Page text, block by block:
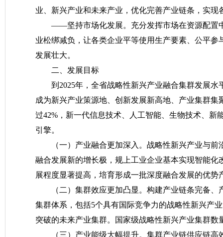
业、新兴产业和未来产业，优化完善产业链条，实现
——坚持市场化发展。充分发挥市场在资源配置
业松绑减负，让各类企业平等使用生产要素、公平
发展壮大。
二、发展目标
到2025年，全省战略性新兴产业融合集群发展
成为新兴产业策源地、创新发展新高地、产业集群
过42%，新一代信息技术、人工智能、生物技术、
引擎。
（一）产业融合更加深入。 战略性新兴产业与前
融合发展新的增长极，规上工业企业基本实现智能
展程度显著提高，培育形成一批深度融合发展的优势
（二）集群效应更加凸显。 构建产业链条完备、
集群体系，包括5个具有国际竞争力的战略性新兴产
突破的未来产业集群。国家级战略性新兴产业集群数
（三）产业能级大幅提升。 集群产业链供应链高